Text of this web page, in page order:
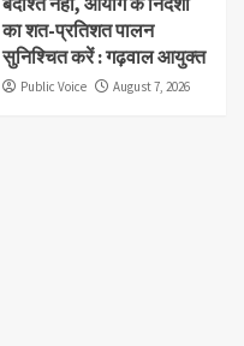
का शत-प्रतिशत पालन
सुनिश्चित करें : गढ़वाल आयुक्त
Public Voice August 7, 2026